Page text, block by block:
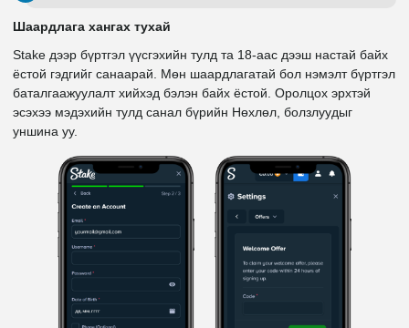
Шаардлага хангах тухай
Stake дээр бүртгэл үүсгэхийн тулд та 18-аас дээш настай байх
ёстой гэдгийг санаарай. Мөн шаардлагатай бол нэмэлт бүртгэл
баталгаажуулалт хийхэд бэлэн байх ёстой. Оролцох эрхтэй
эсэхээ мэдэхийн тулд санал бүрийн Нөхлөл, болзлуудыг
уншина уу.